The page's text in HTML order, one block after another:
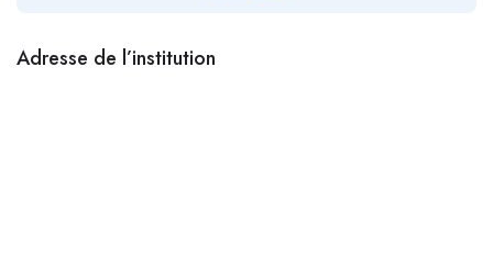
Adresse de l’institution